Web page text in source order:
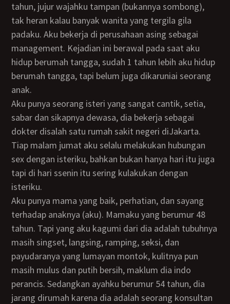
tahun, jujur wajahku tampan (bukannya sombong),
tak heran kalau banyak wanita yang tergila gila
padaku. Aku bekerja di perusahaan asing sebagai
management. Kejadian ini berawal pada saat aku
hidup berumah tangga, sudah 1 tahun lebih aku hidup
berumah tangga, tapi belum juga dikaruniai seorang
anak.
aku punya seorang isteri yang sangat cantik, setia,
sabar dan sikapnya dewasa, dia bekerja sebagai
dokter disalah satu rumah sakit negeri diJakarta.
Tiap malam jumat aku selalu melakukan hubungan
sex dengan isteriku, bahkan bukan hanya hari itu juga
tapi di hari ssenin itu sering kulakukan dengan
isteriku.
Aku punya mama yang baik, perhatian, dan sayang
terhadap anaknya (aku). Mamaku yang berumur 48
tahun. Tapi yang aku kagumi dari dia adalah tubuhnya
masih singset, langsing, ramping, seksi, dan
payudaranya yang lumayan montok, kulitnya pun
masih mulus dan putih bersih, maklum dia indo
perancis. Sedangkan ayahku berumur 54 tahun, dia
jarang dirumah karena dia adalah seorang konsultan